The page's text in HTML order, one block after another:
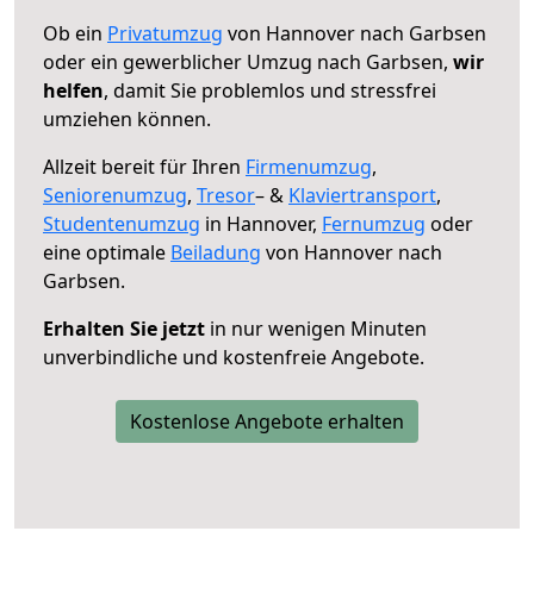
Ob ein Privatumzug von Hannover nach Garbsen
oder ein gewerblicher Umzug nach Garbsen, wir
helfen, damit Sie problemlos und stressfrei
umziehen können.
Allzeit bereit für Ihren Firmenumzug,
Seniorenumzug, Tresor– & Klaviertransport,
Studentenumzug in Hannover, Fernumzug oder
eine optimale Beiladung von Hannover nach
Garbsen.
Erhalten Sie jetzt in nur wenigen Minuten
unverbindliche und kostenfreie Angebote.
Kostenlose Angebote erhalten